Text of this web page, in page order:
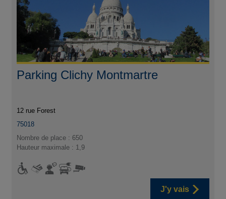
Parking Clichy Montmartre
12 rue Forest
75018
Nombre de place : 650
Hauteur maximale : 1,9
J'y vais